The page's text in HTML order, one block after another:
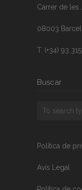
Carrer de les
08003
T. (+34) 93
Buscar
Política de
Avís Legal